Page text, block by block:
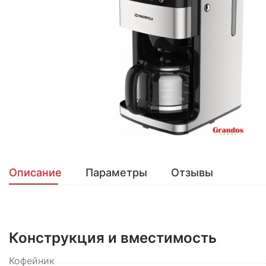
Описание Параметры Отзывы
Конструкция и вместимость
Кофейник